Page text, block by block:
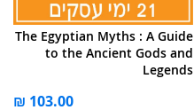
The Egyptian Myths : A Guide
to the Ancient Gods and
Legends